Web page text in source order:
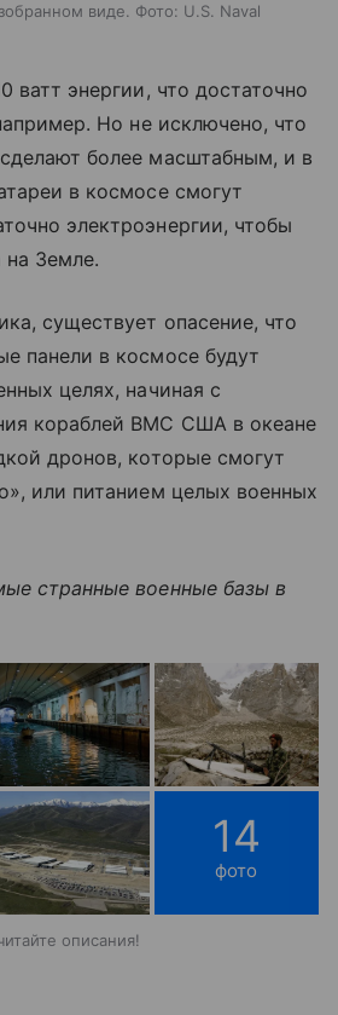
виде. Фото: U.S. Naval
ватт энергии, что достаточно
Но не исключено, что
более масштабным, и в
в космосе смогут
электроэнергии, чтобы
на Земле.
существует опасение, что
панели в космосе будут
целях, начиная с
кораблей ВМС США в океане
дронов, которые смогут
или питанием целых военных
странные военные базы в
14
фото
описания!